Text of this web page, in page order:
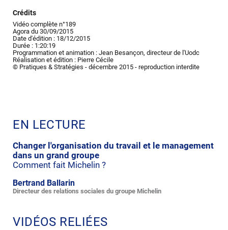
Crédits
Vidéo complète n°189
Agora du 30/09/2015
Date d'édition : 18/12/2015
Durée : 1:20:19
Programmation et animation : Jean Besançon, directeur de l'Uodc
Réalisation et édition : Pierre Cécile
© Pratiques & Stratégies - décembre 2015 - reproduction interdite
EN LECTURE
Changer l'organisation du travail et le management
dans un grand groupe
Comment fait Michelin ?
Bertrand Ballarin
Directeur des relations sociales du groupe Michelin
VIDÉOS RELIÉES